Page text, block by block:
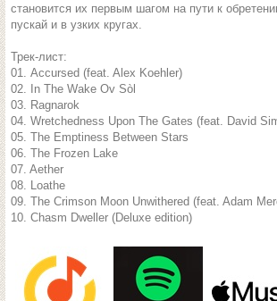
становится их первым шагом на пути к
пускай и в узких кругах.
Трек-лист:
01. Accursed (feat. Alex Koehler)
02. In The Wake Ov Sòl
03. Ragnarok
04. Wretchedness Upon The Gates (feat. David
05. The Emptiness Between Stars
06. The Frozen Lake
07. Aether
08. Loathe
09. The Crimson Moon Unwithered (feat. Adam
10. Chasm Dweller (Deluxe edition)